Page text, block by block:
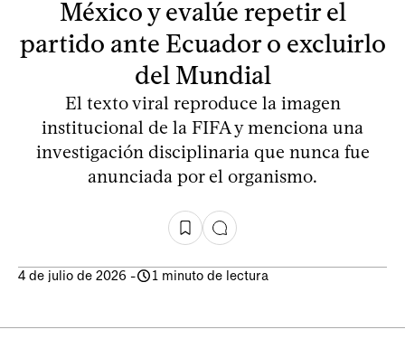
México y evalúe repetir el
partido ante Ecuador o excluirlo
del Mundial
El texto viral reproduce la imagen
institucional de la FIFA y menciona una
investigación disciplinaria que nunca fue
anunciada por el organismo.
4 de julio de 2026 - 1 minuto de lectura